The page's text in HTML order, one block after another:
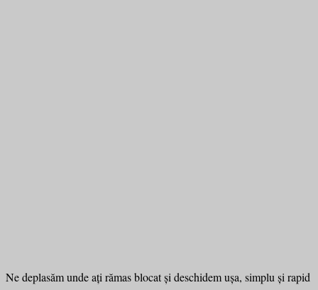
Ne deplasăm unde ați rămas blocat și deschidem ușa, simplu și rapid